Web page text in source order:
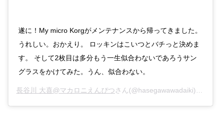
遂に！My micro Korgがメンテナンスから帰ってきました。
うれしい。おかえり。 ロッキンはこいつとバチっと決めま
す。 そして2枚目は多分もう一生似合わないであろうサン
グラスをかけてみた。うん、似合わない。
長谷川 大喜@マカロニえんぴつさん(@hasegawawadaiki)がシェアした投稿 –